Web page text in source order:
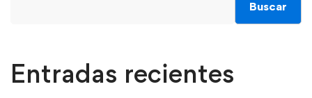
Buscar
Entradas recientes